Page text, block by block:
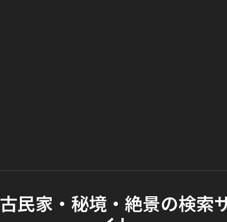
古民家・秘境・絶景の検索